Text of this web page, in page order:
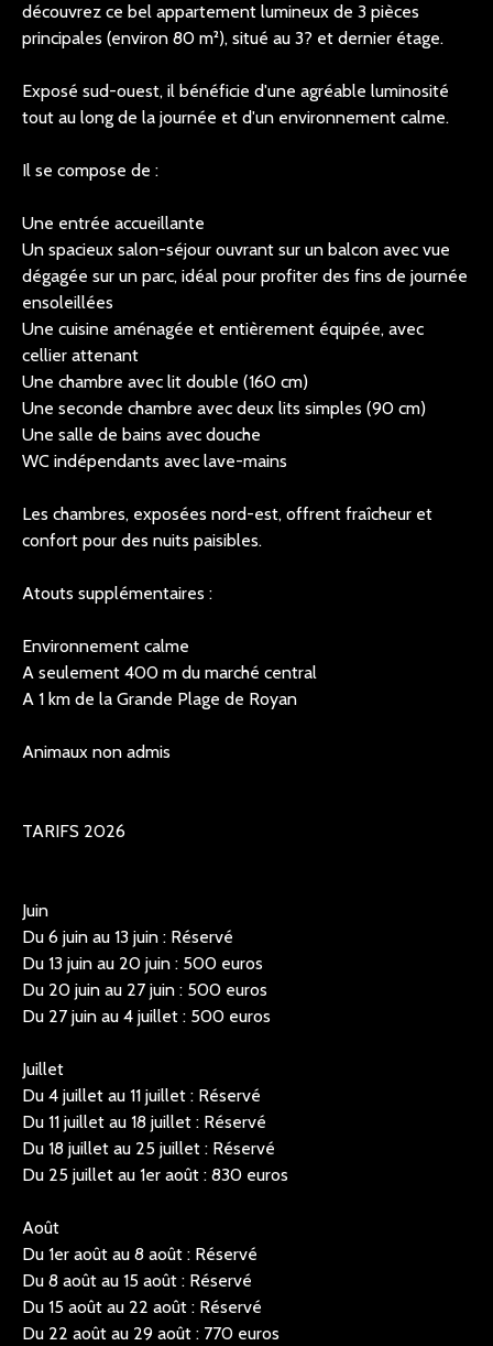
découvrez ce bel appartement lumineux de 3 pièces
principales (environ 80 m²), situé au 3? et dernier étage.
Exposé sud-ouest, il bénéficie d'une agréable luminosité
tout au long de la journée et d'un environnement calme.
Il se compose de :
Une entrée accueillante
Un spacieux salon-séjour ouvrant sur un balcon avec vue
dégagée sur un parc, idéal pour profiter des fins de journée
ensoleillées
Une cuisine aménagée et entièrement équipée, avec
cellier attenant
Une chambre avec lit double (160 cm)
Une seconde chambre avec deux lits simples (90 cm)
Une salle de bains avec douche
WC indépendants avec lave-mains
Les chambres, exposées nord-est, offrent fraîcheur et
confort pour des nuits paisibles.
Atouts supplémentaires :
Environnement calme
A seulement 400 m du marché central
A 1 km de la Grande Plage de Royan
Animaux non admis
TARIFS 2026
Juin
Du 6 juin au 13 juin : Réservé
Du 13 juin au 20 juin : 500 euros
Du 20 juin au 27 juin : 500 euros
Du 27 juin au 4 juillet : 500 euros
Juillet
Du 4 juillet au 11 juillet : Réservé
Du 11 juillet au 18 juillet : Réservé
Du 18 juillet au 25 juillet : Réservé
Du 25 juillet au 1er août : 830 euros
Août
Du 1er août au 8 août : Réservé
Du 8 août au 15 août : Réservé
Du 15 août au 22 août : Réservé
Du 22 août au 29 août : 770 euros